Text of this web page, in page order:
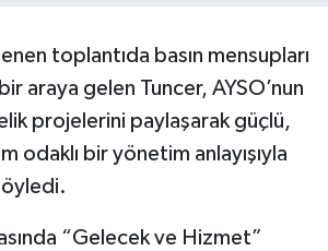
toplantıda basın mensupları
araya gelen Tuncer, AYSO’nun
projelerini paylaşarak güçlü,
odaklı bir yönetim anlayışıyla
“Gelecek ve Hizmet”